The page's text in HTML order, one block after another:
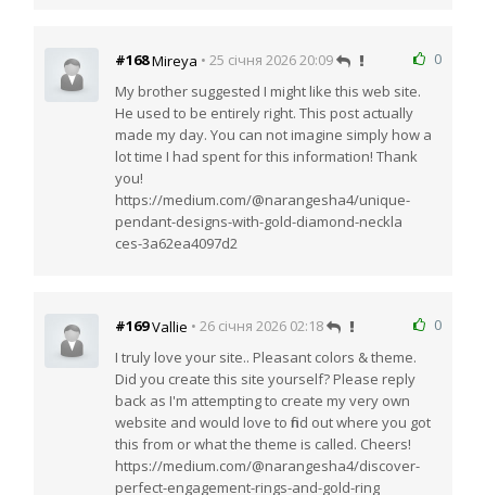
0
#168Mireya • 25 січня 2026 20:09
My brother suggested I might like this web site.
He used to be entirely right. This post actually
made my day. You can not imagine simply how a
lot time I had spent for this information! Thank
you!
https://medium.com/@narangesha4/unique-
pendant-designs-with-gold-diamond-neckla
ces-3a62ea4097d2
0
#169Vallie • 26 січня 2026 02:18
I truly love your site.. Pleasant colors & theme.
Did you create this site yourself? Please reply
back as I'm attempting to create my very own
website and would love to find out where you got
this from or what the theme is called. Cheers!
https://medium.com/@narangesha4/discover-
perfect-engagement-rings-and-gold-ring